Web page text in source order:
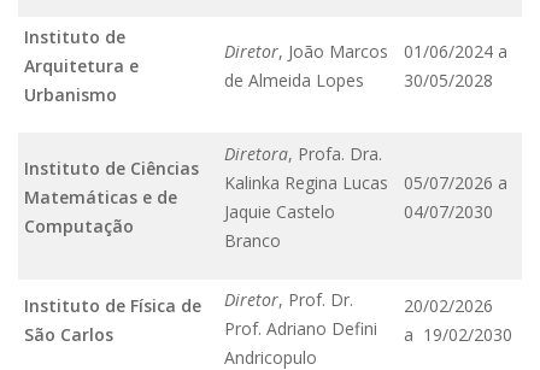
Linhas de Pesquisa
Centros, Núcleos e Projetos em Rede
Pós-doutorado
Empresas Juniores
Extensão à Comunidade
Projetos, Programas e Cursos
Serviços
Instituto de
Arquitetura e
Urbanismo
Diretor, João Marcos
de Almeida Lopes
01/06/2024 a
30/05/2028
Instituto de Ciências
Matemáticas e de
Computação
Diretora, Profa. Dra.
Kalinka Regina Lucas
Jaquie Castelo
Branco
05/07/2026 a
04/07/2030
Instituto de Física de
São Carlos
Diretor, Prof. Dr.
Prof. Adriano Defini
Andricopulo
20/02/2026
a 19/02/2030